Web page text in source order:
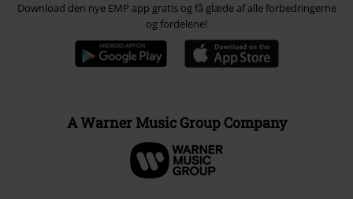
Download den nye EMP app gratis og få glæde af alle forbedringerne
og fordelene!
A Warner Music Group Company